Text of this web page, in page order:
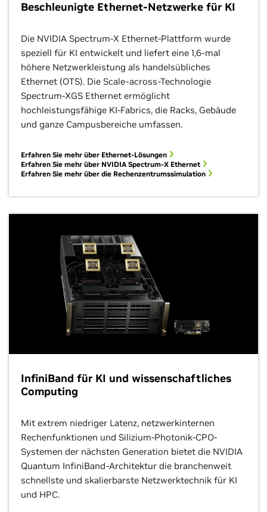
Beschleunigte Ethernet-Netzwerke für KI
Die NVIDIA Spectrum-X Ethernet-Plattform wurde
speziell für KI entwickelt und liefert eine 1,6-mal
höhere Netzwerkleistung als handelsübliches
Ethernet (OTS). Die Scale-across-Technologie
Spectrum-XGS Ethernet ermöglicht
hochleistungsfähige KI-Fabrics, die Racks, Gebäude
und ganze Campusbereiche umfassen.
Erfahren Sie mehr über Ethernet-Lösungen
Erfahren Sie mehr über NVIDIA Spectrum-X Ethernet
Erfahren Sie mehr über die Rechenzentrumssimulation
InfiniBand für KI und wissenschaftliches
Computing
Mit extrem niedriger Latenz, netzwerkinternen
Rechenfunktionen und Silizium-Photonik-CPO-
Systemen der nächsten Generation bietet die NVIDIA
Quantum InfiniBand-Architektur die branchenweit
schnellste und skalierbarste Netzwerktechnik für KI
und HPC.